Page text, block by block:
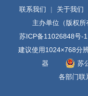
联系我们 | 关于我们
主办单位（版权
苏ICP备11026848号-1
建议使用1024×768分
器
苏
各部门联